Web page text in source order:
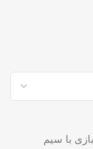
با سیم